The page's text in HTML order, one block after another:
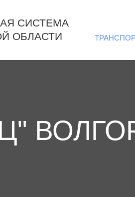
СИСТЕМА
ОБЛАСТИ